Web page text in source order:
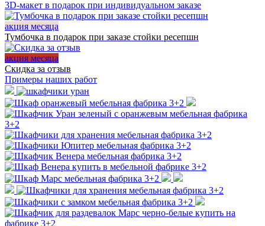
3D-макет в подарок при индивидуальном заказе
акция месяца
Тумбочка в подарок при заказе стойки ресепшн
акция месяца
Скидка за отзыв
Примеры наших работ